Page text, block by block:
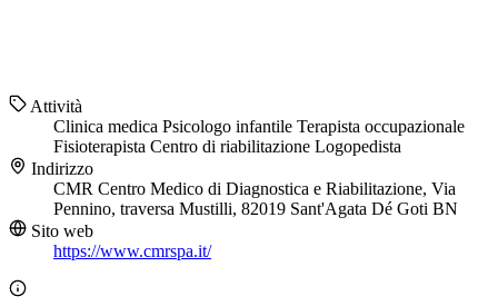
Attività
Clinica medica Psicologo infantile Terapista occupazionale
Fisioterapista Centro di riabilitazione Logopedista
Indirizzo
CMR Centro Medico di Diagnostica e Riabilitazione, Via
Pennino, traversa Mustilli, 82019 Sant'Agata Dé Goti BN
Sito web
https://www.cmrspa.it/